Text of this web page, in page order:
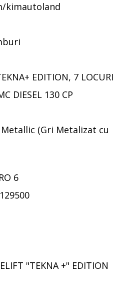
kimautoland
EDITION, 7 LOCURI
DIESEL 130 CP
(Gri Metalizat cu
6
"TEKNA +" EDITION